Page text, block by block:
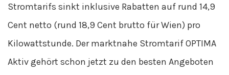
Stromtarifs sinkt inklusive Rabatten auf rund 14,9
Cent netto (rund 18,9 Cent brutto für Wien) pro
Kilowattstunde. Der marktnahe Stromtarif OPTIMA
Aktiv gehört schon jetzt zu den besten Angeboten